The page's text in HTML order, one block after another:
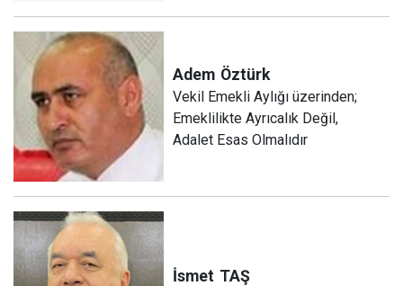
Adem Öztürk
Vekil Emekli Aylığı üzerinden;
Emeklilikte Ayrıcalık Değil,
Adalet Esas Olmalıdır
İsmet TAŞ